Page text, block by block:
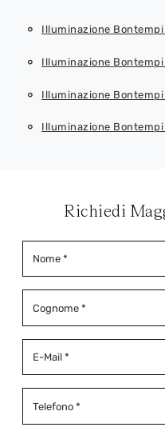
Illuminazione Bontempi
Illuminazione
Illuminazione Bontempi
Illuminazione
Richiedi